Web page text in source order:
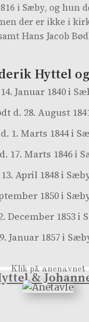
i Sæby, og hun
der er ikke i
Hans Jacob
Hyttel
Januar 1840 i
d. 28. August
1. Marts 1844 i
17. Marts 1846 i
April 1848 i
1850 i
December 1853 i
Januar 1857 i
&
Klik på anenavnet